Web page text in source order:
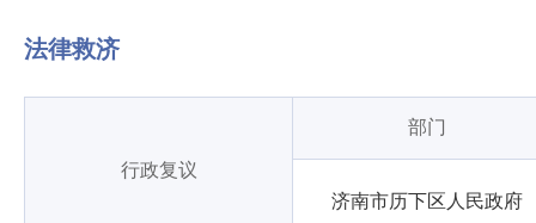
法律救济
行政复议
部门
济南市历下区人民政府